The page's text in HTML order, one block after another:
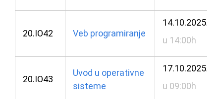
20.IO42 Veb programiranje
14.10.2025.
u 14:00h
20.IO43
Uvod u operativne
sisteme
17.10.2025.
u 09:00h